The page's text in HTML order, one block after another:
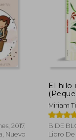
2017,
Nuevo
El hilo
Miriam
B DE
Libro